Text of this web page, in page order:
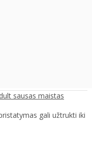
sausas maistas
gali užtrukti iki